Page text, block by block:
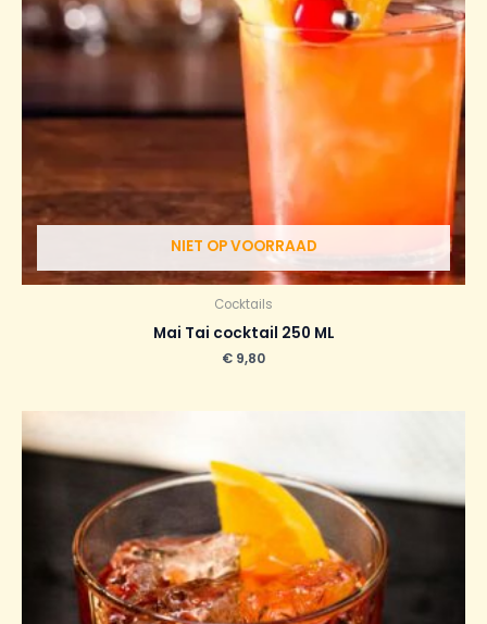
NIET OP VOORRAAD
Cocktails
Mai Tai cocktail 250 ML
€ 9,80